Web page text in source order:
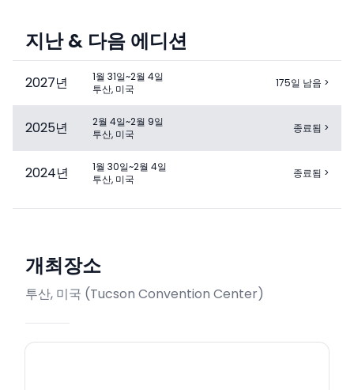
지난 & 다음 에디션
2027년
1월 31일~2월 4일
투산, 미국
175일 남음 >
2025년
2월 4일~2월 9일
투산, 미국
종료됨 >
2024년
1월 30일~2월 4일
투산, 미국
종료됨 >
개최장소
투산, 미국 (Tucson Convention Center)